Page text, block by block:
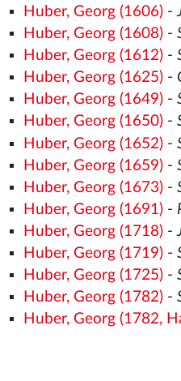
Huber, Georg (1606)-
Huber, Georg (1608)-
Huber, Georg (1612)-
Huber, Georg (1625)-
Huber, Georg (1649)-
Huber, Georg (1650)-
Huber, Georg (1652)-
Huber, Georg (1659)-
Huber, Georg (1673)-
Huber, Georg (1691)-
Huber, Georg (1718)-
Huber, Georg (1719)-
Huber, Georg (1725)-
Huber, Georg (1782)-
Huber, Georg (1782,